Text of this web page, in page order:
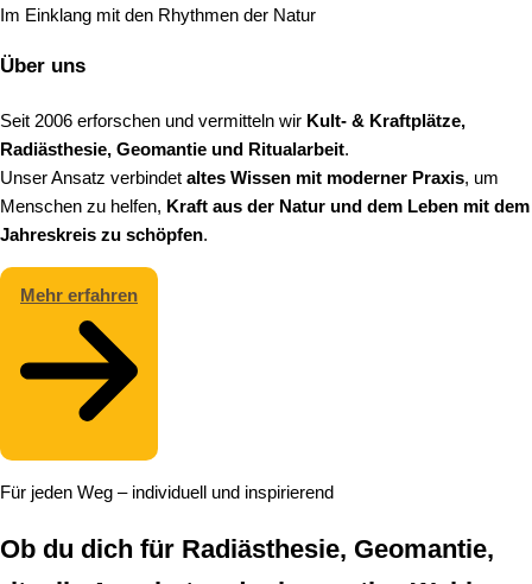
Im Einklang mit den Rhythmen der Natur
Über uns
Seit 2006 erforschen und vermitteln wir Kult- & Kraftplätze,
Radiästhesie, Geomantie und Ritualarbeit.
Unser Ansatz verbindet altes Wissen mit moderner Praxis, um
Menschen zu helfen, Kraft aus der Natur und dem Leben mit dem
Jahreskreis zu schöpfen.
Mehr erfahren
Für jeden Weg – individuell und inspirierend
Ob du dich für Radiästhesie, Geomantie,